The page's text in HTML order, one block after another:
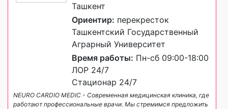
Ташкент
Ориентир: перекресток
Ташкентский Государственный
Аграрный Университет
Время работы: Пн-сб 09:00-18:00
ЛОР 24/7
Стационар 24/7
NEURO CARDIO MEDIC - Современная медицинская клиника, где
работают профессиональные врачи. Мы стремимся предложить